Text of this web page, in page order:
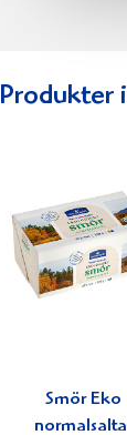
Produkter
Smör Eko